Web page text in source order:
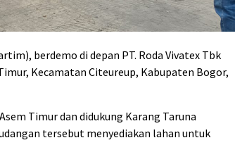
berdemo di depan PT. Roda Vivatex Tbk
Kecamatan Citeureup, Kabupaten Bogor,
Timur dan didukung Karang Taruna
tersebut menyediakan lahan untuk